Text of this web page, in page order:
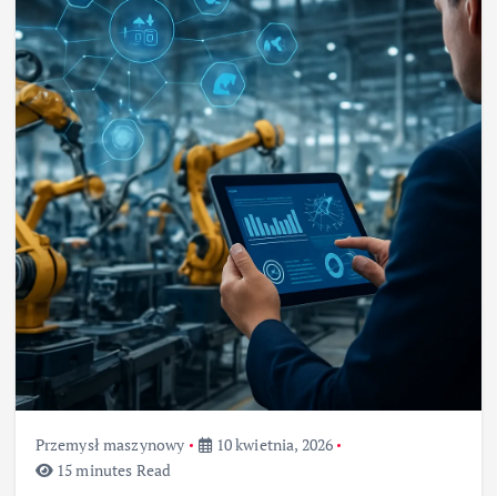
Przemysł maszynowy
10 kwietnia, 2026
15 minutes Read